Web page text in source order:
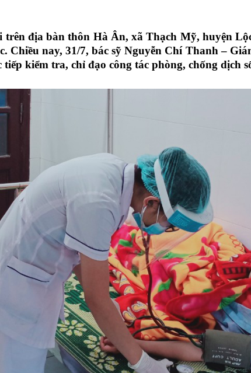
trên địa bàn thôn Hà Ân, xã Thạch Mỹ, huyện
Chiều nay, 31/7, bác sỹ Nguyễn Chí Thanh –
tiếp kiểm tra, chỉ đạo công tác phòng, chống dịch